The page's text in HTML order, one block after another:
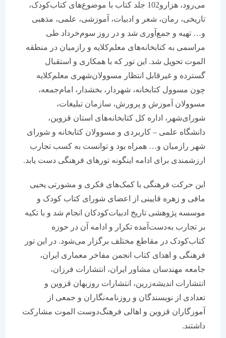
می‌رود، هزارو102 جلد کتاب با موضوع‌های کتاب‌کودک،
تاریخی، رمان، شعر و ادبیات، آموزشی، علمی، مذهبی
و… تهیه و جمع‌آوری شد و در روز سوم‌خرداد طی
مراسمی به کتابخانه‌های معلم‌کلایه و رازمیان در منطقه
الموت تحویل شد. این تور که با همکاری و استقبال
گسترده و غیرقابل انتظار مسوولان‌شهری معلم‌کلایه
چون مسوول کتابخانه، شهردار، بخشدار، امام‌جمعه،
مسوولان آموزش و پرورش، سازمان تبلیغات،
شورای‌شهر، اداره کل کتابخانه‌های استان قزوین،
دانشگاه علمی – کاربردی و مسوولان کتابخانه و شورای
شهر رازمیان و… همراه بود و توانست به کسب تجارب
ارزشمندی برای ادامه اینگونه تورهای فرهنگی دست یابد.
این حرکت فرهنگی با کمک‌های فکری و مشورتی یحیی
مافی و زهره قایینی از اعضای شورای کتاب کودک و
موسسه پژوهشی تاریخ ادبیات‌کودکان انجام شد و با تکیه
بر تجارب به‌دست‌آمده تکرار و ادامه آن در حوزه
کتاب‌کودک در مقاطع مختلف برگزار می‌شود. در این تور
فرهنگی و اهدای کتاب انجمن مفاخر معماری ایران،
جامعه مهندسان مشاور ایران، انتشارات فرزان،
انتشارات اندیشه‌زرین، انتشارات روزبهان قزوین و
تعدادی از نویسندگان و روزنامه‌نگاران و جمعی از
آموزگاران قزوین و اهالی فرهنگ‌دوست الموت مشارکت
داشتند.